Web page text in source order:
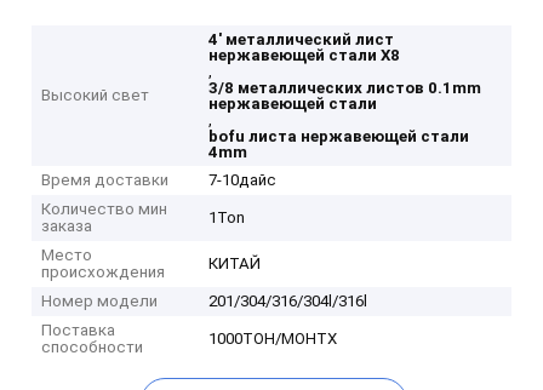
Высокий свет
4' металлический лист
нержавеющей стали X8
,
3/8 металлических листов 0.1mm
нержавеющей стали
,
bofu листа нержавеющей стали
4mm
Время доставки
7-10дайс
Количество мин
заказа
1Ton
Место
происхождения
КИТАЙ
Номер модели
201/304/316/304l/316l
Поставка
способности
1000ТОН/МОНТХ